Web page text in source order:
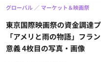
東京国際映画祭の資金調達
「アメリと雨の物語」フラ
意義 4枚目の写真・画像
グローバル マーケット＆映画祭